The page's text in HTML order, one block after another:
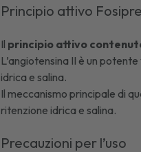
Principio attivo
Il principio attivo
L’angiotensina II è un
idrica e salina.
Il meccanismo principale di
ritenzione idrica e salina.
Precauzioni per l’uso